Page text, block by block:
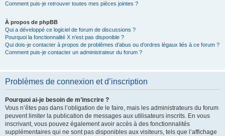
Comment puis-je retrouver toutes mes pièces jointes ?
À propos de phpBB
Qui a développé ce logiciel de forum de discussions ?
Pourquoi la fonctionnalité X n’est pas disponible ?
Qui dois-je contacter à propos de problèmes d’abus ou d’ordres légaux liés à ce forum ?
Comment puis-je contacter un administrateur du forum ?
Problèmes de connexion et d’inscription
Pourquoi ai-je besoin de m’inscrire ?
Vous n’êtes pas dans l’obligation de le faire, mais les administrateurs du forum
peuvent limiter la publication de messages aux utilisateurs inscrits. En vous
inscrivant, vous pouvez également avoir accès à des fonctionnalités
supplémentaires qui ne sont pas disponibles aux visiteurs, tels que l’affichage